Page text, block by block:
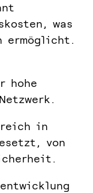
was
ermöglicht.
hohe
in
von